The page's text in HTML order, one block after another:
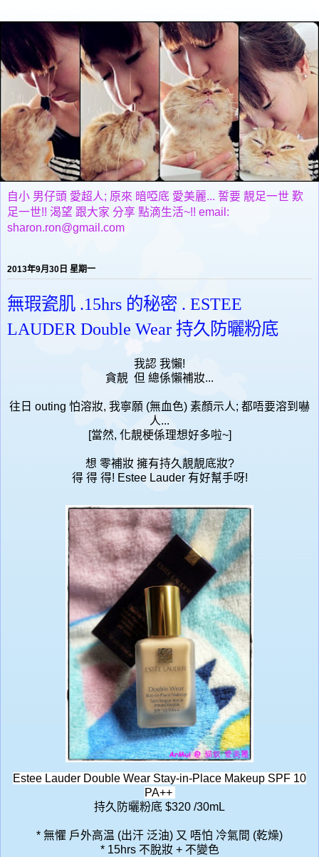
自小 男仔頭 愛超人; 原來 暗啞底 愛美麗... 誓要 靚足一世 歎
足一世!! 渴望 跟大家 分享 點滴生活~!! email:
sharon.ron@gmail.com
2013年9月30日 星期一
無瑕瓷肌 .15hrs 的秘密 . ESTEE
LAUDER Double Wear 持久防曬粉底
我認 我懶!
貪靚 但 總係懶補妝...
往日 outing 怕溶妝, 我寧願 (無血色) 素顏示人; 都唔要溶到嚇
人...
[當然, 化靚梗係理想好多啦~]
想 零補妝 擁有持久靚靚底妝?
得 得 得! Estee Lauder 有好幫手呀!
Estee Lauder Double Wear Stay-in-Place Makeup SPF 10
PA++
持久防曬粉底 $320 /30mL
* 無懼 戶外高温 (出汗 泛油) 又 唔怕 冷氣間 (乾燥)
* 15hrs 不脫妝 + 不變色